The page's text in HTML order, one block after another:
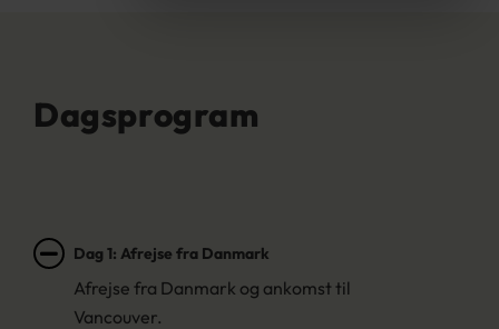
Dagsprogram
Dag 1: Afrejse fra Danmark
Afrejse fra Danmark og ankomst til
Vancouver.